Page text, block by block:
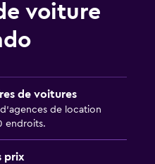
voiture
de voitures
de location
endroits.
prix